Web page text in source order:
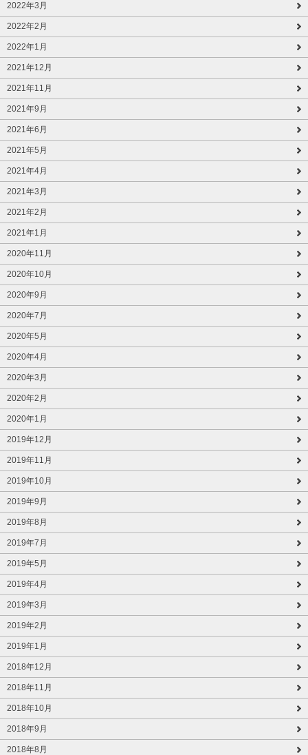
2022年3月
2022年2月
2022年1月
2021年12月
2021年11月
2021年9月
2021年6月
2021年5月
2021年4月
2021年3月
2021年2月
2021年1月
2020年11月
2020年10月
2020年9月
2020年7月
2020年5月
2020年4月
2020年3月
2020年2月
2020年1月
2019年12月
2019年11月
2019年10月
2019年9月
2019年8月
2019年7月
2019年5月
2019年4月
2019年3月
2019年2月
2019年1月
2018年12月
2018年11月
2018年10月
2018年9月
2018年8月